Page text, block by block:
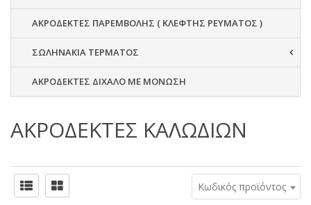
ΑΚΡΟΔΕΚΤΕΣ ΠΑΡΕΜΒΟΛΗΣ ( ΚΛΕΦΤΗΣ ΡΕΥΜΑΤΟΣ )
ΣΩΛΗΝΑΚΙΑ ΤΕΡΜΑΤΟΣ
ΑΚΡΟΔΕΚΤΕΣ ΔΙΧΑΛΟ ΜΕ ΜΟΝΩΣΗ
ΑΚΡΟΔΕΚΤΕΣ ΚΑΛΩΔΙΩΝ
Κωδικός προϊόντος